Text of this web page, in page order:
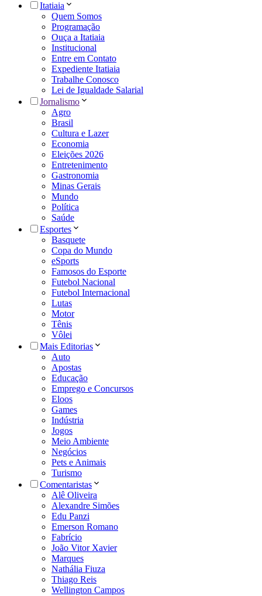
Itatiaia
Quem Somos
Programação
Ouça a Itatiaia
Institucional
Entre em Contato
Expediente Itatiaia
Trabalhe Conosco
Lei de Igualdade Salarial
Jornalismo
Agro
Brasil
Cultura e Lazer
Economia
Eleições 2026
Entretenimento
Gastronomia
Minas Gerais
Mundo
Política
Saúde
Esportes
Basquete
Copa do Mundo
eSports
Famosos do Esporte
Futebol Nacional
Futebol Internacional
Lutas
Motor
Tênis
Vôlei
Mais Editorias
Auto
Apostas
Educação
Emprego e Concursos
Eloos
Games
Indústria
Jogos
Meio Ambiente
Negócios
Pets e Animais
Turismo
Comentaristas
Alê Oliveira
Alexandre Simões
Edu Panzi
Emerson Romano
Fabrício
João Vitor Xavier
Marques
Nathália Fiuza
Thiago Reis
Wellington Campos